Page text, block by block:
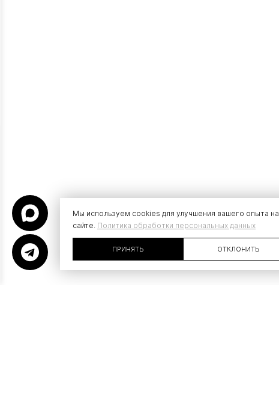
Мы используем cookies для улучшения вашего опыта на
сайте. Политика обработки персональных данных
ПРИНЯТЬ ОТКЛОНИТЬ